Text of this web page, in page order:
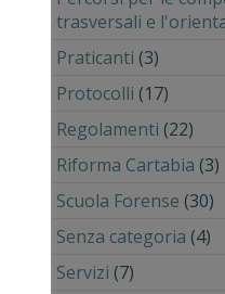
trasversali e
Praticanti (3)
Protocolli (17)
Regolamenti (22)
Riforma Cartabia (3)
Scuola Forense (30)
Senza categoria (4)
Servizi (7)